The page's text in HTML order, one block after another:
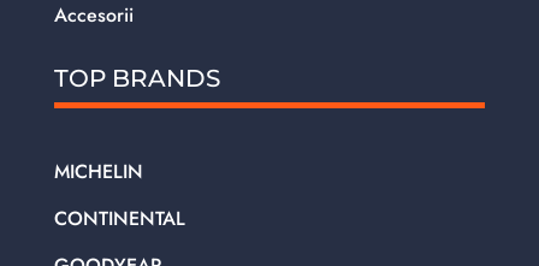
Accesorii
TOP BRANDS
MICHELIN
CONTINENTAL